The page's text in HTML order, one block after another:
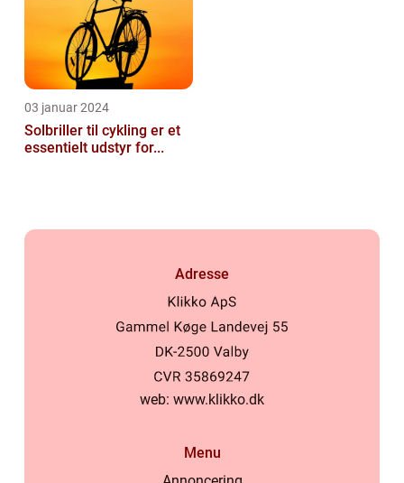
03 januar 2024
Solbriller til cykling er et
essentielt udstyr for...
Adresse
web: www.klikko.dk
Menu